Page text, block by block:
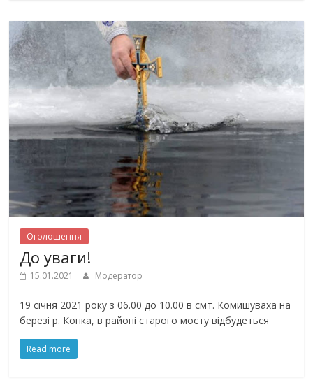
Оголошення
До уваги!
15.01.2021 Модератор
19 січня 2021 року з 06.00 до 10.00 в смт. Комишуваха на
березі р. Конка, в районі старого мосту відбудеться
Read more